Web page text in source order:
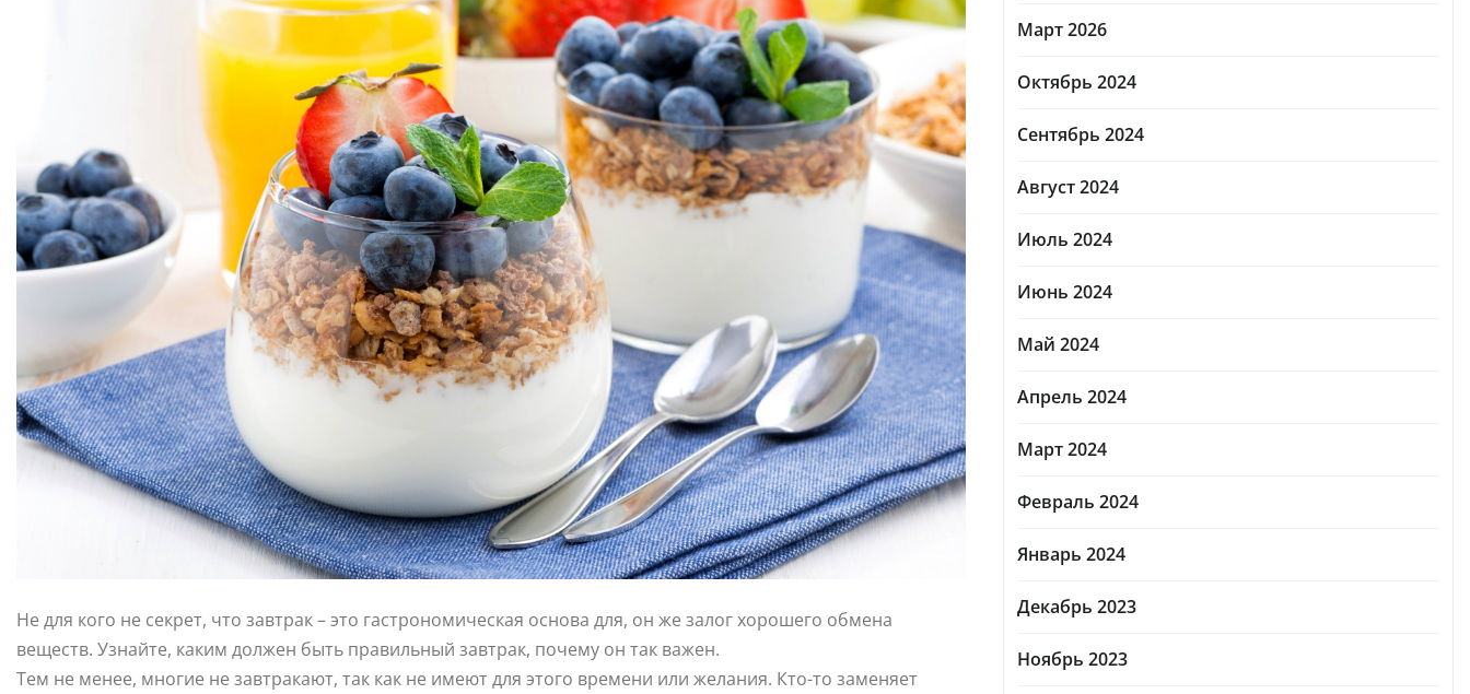
Не для кого не секрет, что завтрак – это гастрономическая основа для, он же залог хорошего обмена
веществ. Узнайте, каким должен быть правильный завтрак, почему он так важен.
Тем не менее, многие не завтракают, так как не имеют для этого времени или желания. Кто-то заменяет
Март 2026
Октябрь 2024
Сентябрь 2024
Август 2024
Июль 2024
Июнь 2024
Май 2024
Апрель 2024
Март 2024
Февраль 2024
Январь 2024
Декабрь 2023
Ноябрь 2023